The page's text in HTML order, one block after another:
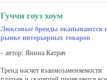
Гуччи гоуз хоум
Люксовые бренды окапываются
рынке интерьерных товаров
автор: Янина Катрач
Тренд насчет взаимозаменяемости